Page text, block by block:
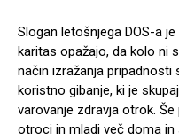
Slogan letošnjega DOS-a
karitas opažajo, da kolo ni
način izražanja pripadnosti
koristno gibanje, ki je
varovanje zdravja otrok.
otroci in mladi več doma in